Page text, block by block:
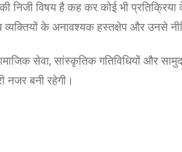
निजी विषय है कह कर कोई भी
के अनावश्यक हस्तक्षेप और उनसे
सेवा, सांस्कृतिक गतिविधियों और
नजर बनी रहेगी।